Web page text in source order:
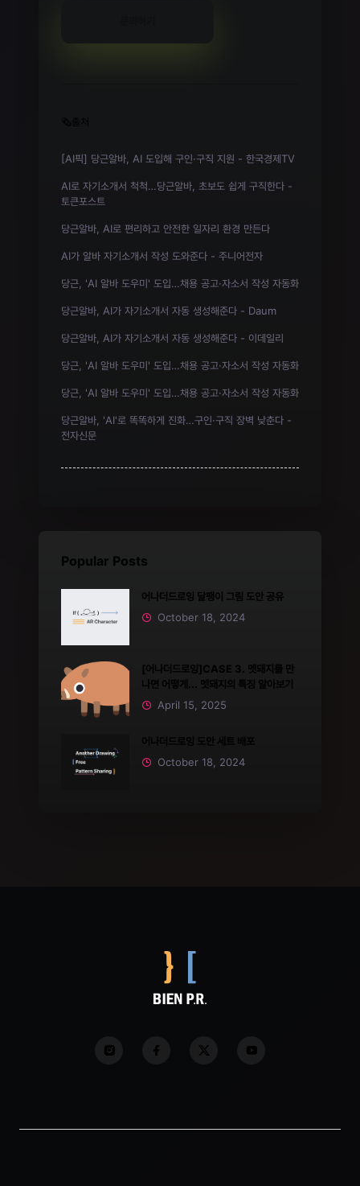
[AI픽] 당근알바, AI 도입해 구인·구직 지원 - 한국경제TV
AI로 자기소개서 척척…당근알바, 초보도 쉽게 구직한다 -
토큰포스트
당근알바, AI로 편리하고 안전한 일자리 환경 만든다
AI가 알바 자기소개서 작성 도와준다 - 주니어전자
당근, 'AI 알바 도우미' 도입…채용 공고·자소서 작성 자동화
당근알바, AI가 자기소개서 자동 생성해준다 - Daum
당근알바, AI가 자기소개서 자동 생성해준다 - 이데일리
당근, 'AI 알바 도우미' 도입…채용 공고·자소서 작성 자동화
당근, 'AI 알바 도우미' 도입…채용 공고·자소서 작성 자동화
당근알바, 'AI'로 똑똑하게 진화…구인·구직 장벽 낮춘다 -
전자신문
Popular Posts
어나더드로잉 달팽이 그림 도안 공유
October 18, 2024
[어나더드로잉]CASE 3. 멧돼지를 만
나면 어떻게... 멧돼지의 특징 알아보기
April 15, 2025
October 18, 2024